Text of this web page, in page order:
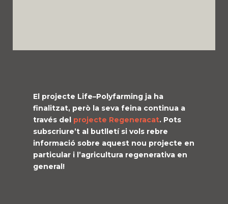
El projecte Life–Polyfarmingja ha
finalitzat, però la seva feina continua a
través del projecte Regeneracat. Pots
subscriure’t al butlletí si vols rebre
informació sobre aquest nou projecte en
particular i l’agricultura regenerativa en
general!